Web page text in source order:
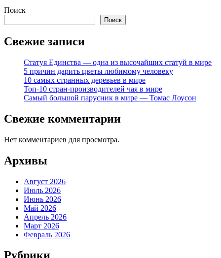
Поиск
Поиск
Свежие записи
Статуя Единства — одна из высочайших статуй в мире
5 причин дарить цветы любимому человеку
10 самых странных деревьев в мире
Топ-10 стран-производителей чая в мире
Самый большой парусник в мире — Томас Лоусон
Свежие комментарии
Нет комментариев для просмотра.
Архивы
Август 2026
Июль 2026
Июнь 2026
Май 2026
Апрель 2026
Март 2026
Февраль 2026
Рубрики